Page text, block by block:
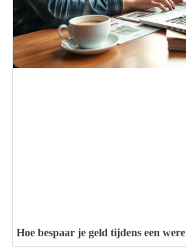
Hoe bespaar je geld tijdens een